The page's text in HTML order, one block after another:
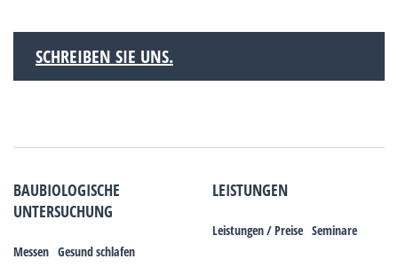
SCHREIBEN SIE UNS.
BAUBIOLOGISCHE
UNTERSUCHUNG
Messen Gesund schlafen
LEISTUNGEN
Leistungen / Preise Seminare